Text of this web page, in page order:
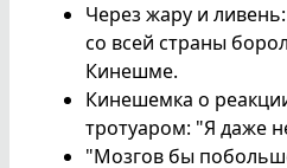
Через жару и
со всей страны
Кинешме.
Кинешемка о
тротуаром: "Я даже
"Мозгов бы